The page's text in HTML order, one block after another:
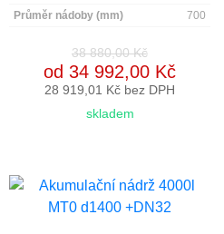
Průměr nádoby (mm)
700
38 880,00 Kč
od 34 992,00 Kč
28 919,01 Kč bez DPH
skladem